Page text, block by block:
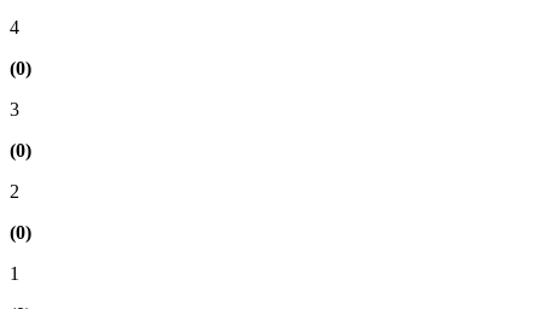
4
(0)
3
(0)
2
(0)
1